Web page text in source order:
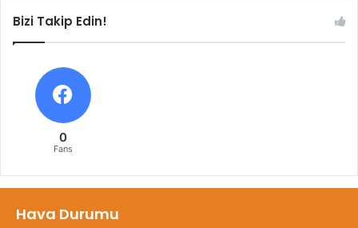
Bizi Takip Edin!
0
Fans
Hava Durumu